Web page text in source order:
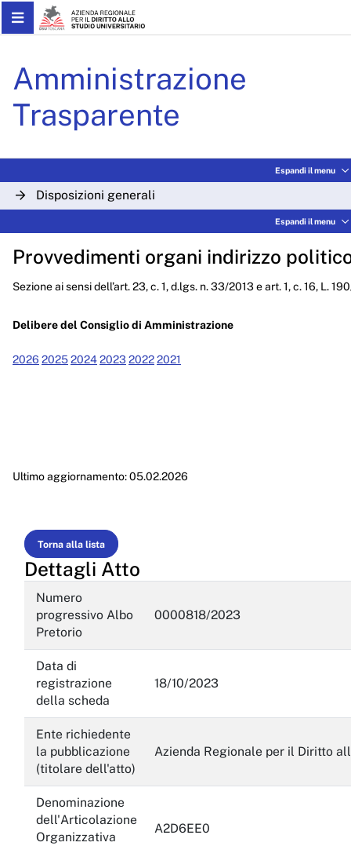
Skip to Main Content
Amministrazione
Trasparente
Espandi il menu
Disposizioni generali
Consulenti e collaboratori
Personale
Bandi di concorso
Performance
Provvedimenti organi indirizzo politico
Controlli sulle imprese
Bandi di gara e contratti
Sovvenzioni, contributi, sussidi, vantaggi economici
Bilanci
Beni immobili e gestione patrimonio
Controlli e rilievi sull'amministrazione
Servizi erogati
Pagamenti dell'amministrazione
Opere pubbliche
Pianificazione e governo del territorio
Espandi il menu
Provvedimenti organi indirizzo
Sezione ai sensi dell’art. 23, c. 1, d.lgs. n. 33/2013 e art. 1, c. 16, L.
Delibere del Consiglio di Amministrazione
2026 202520242023 20222021
Ultimo aggiornamento: 05.02.2026
Torna alla lista
Dettagli Atto
Numero
progressivo Albo
Pretorio
0000818/2023
Data di
registrazione
della scheda
18/10/2023
Ente richiedente
la pubblicazione
(titolare dell'atto)
Azienda Regionale per il Diritto
Denominazione
dell'Articolazione
Organizzativa
A2D6EE0